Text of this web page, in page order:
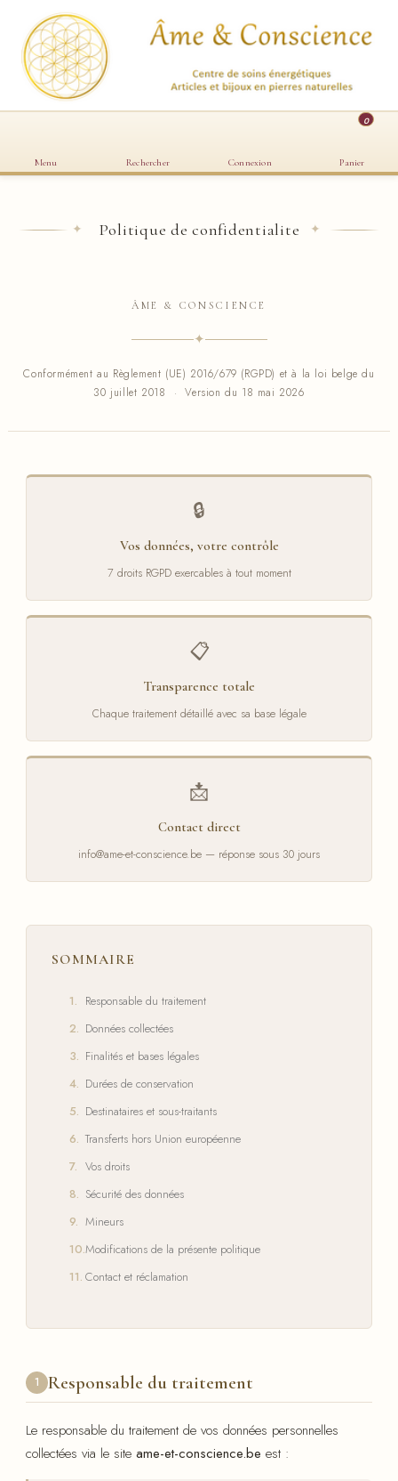
Menu Rechercher Connexion
0
Panier
✦ Politique de confidentialite ✦
ÂME & CONSCIENCE
✦
Conformément au Règlement (UE) 2016/679 (RGPD) et à la loi belge du
30 juillet 2018 · Version du 18 mai 2026
🔒
Vos données, votre contrôle
7 droits RGPD exercables à tout moment
📋
Transparence totale
Chaque traitement détaillé avec sa base légale
📩
Contact direct
info@ame-et-conscience.be — réponse sous 30 jours
SOMMAIRE
Responsable du traitement
Données collectées
Finalités et bases légales
Durées de conservation
Destinataires et sous-traitants
Transferts hors Union européenne
Vos droits
Sécurité des données
Mineurs
Modifications de la présente politique
Contact et réclamation
1 Responsable du traitement
Le responsable du traitement de vos données personnelles
collectées via le site ame-et-conscience.be est :